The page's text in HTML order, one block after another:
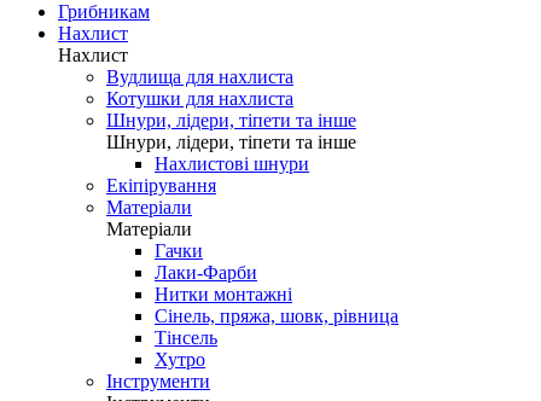
Грибникам
Нахлист
Нахлист
Вудлища для нахлиста
Котушки для нахлиста
Шнури, лідери, тіпети та інше
Шнури, лідери, тіпети та інше
Нахлистові шнури
Екіпірування
Матеріали
Матеріали
Гачки
Лаки-Фарби
Нитки монтажні
Сінель, пряжа, шовк, рівница
Тінсель
Хутро
Інструменти